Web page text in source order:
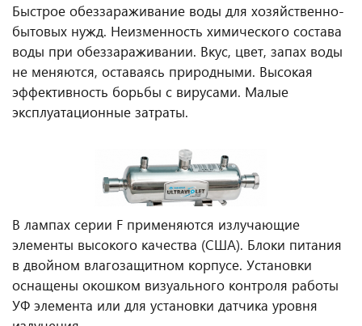
Быстрое обеззараживание воды для хозяйственно-
бытовых нужд. Неизменность химического состава
воды при обеззараживании. Вкус, цвет, запах воды
не меняются, оставаясь природными. Высокая
эффективность борьбы с вирусами. Малые
эксплуатационные затраты.
В лампах серии F применяются излучающие
элементы высокого качества (США). Блоки питания
в двойном влагозащитном корпусе. Установки
оснащены окошком визуального контроля работы
УФ элемента или для установки датчика уровня